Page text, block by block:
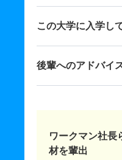
この大学に入学し
後輩へのアドバイ
ワークマン社長
材を輩出